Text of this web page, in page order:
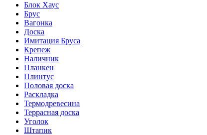
Блок Хаус
Брус
Вагонка
Доска
Имитация Бруса
Крепеж
Наличник
Планкен
Плинтус
Половая доска
Раскладка
Термодревесина
Террасная доска
Уголок
Штапик